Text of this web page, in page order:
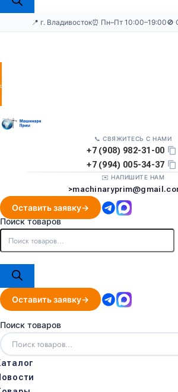
📍 г. Владивосток⏰ Пн–Пт 10:00–19:00🚫
заявку
📞 СВЯЖИТЕСЬ С НАМИ
+7 (908) 982-31-00
+7 (994) 005-34-37
✉️ НАПИШИТЕ НАМ
>
Оставить заявку
Поиск товаров
Оставить заявку
Поиск товаров